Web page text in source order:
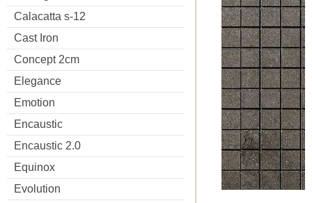
Calacatta s-12
Cast Iron
Concept 2cm
Elegance
Emotion
Encaustic
Encaustic 2.0
Equinox
Evolution